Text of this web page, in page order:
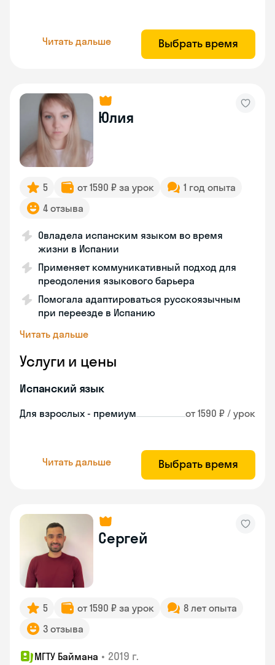
Читать дальше Выбрать время
Юлия
5 от 1590 ₽ за урок
1 год опыта
4 отзыва
Овладела испанским языком во время
жизни в Испании
Применяет коммуникативный подход для
преодоления языкового барьера
Помогала адаптироваться русскоязычным
при переезде в Испанию
Читать дальше
Услуги и цены
Испанский язык
Для взрослых - премиум от 1590 ₽ / урок
Читать дальше Выбрать время
Сергей
5 от 1590 ₽ за урок
8 лет опыта
3 отзыва
МГТУ Баймана • 2019 г.